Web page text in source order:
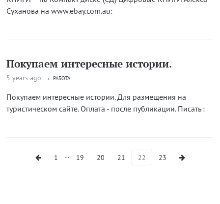
Суханова на www.ebay.com.au:
Покупаем интересные истории.
5 years ago → РАБОТА
Покупаем интересные истории. Для размещения на
туристическом сайте. Оплата - после публикации. Писать :
1 … 19 20 21 22 23